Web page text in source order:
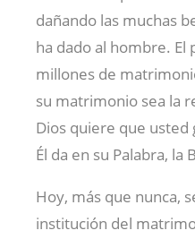
dañando las muchas
ha dado al hombre. El
millones de
su matrimonio sea la
Dios quiere que usted
Él da en su Palabra, la
Hoy, más que nunca,
institución del